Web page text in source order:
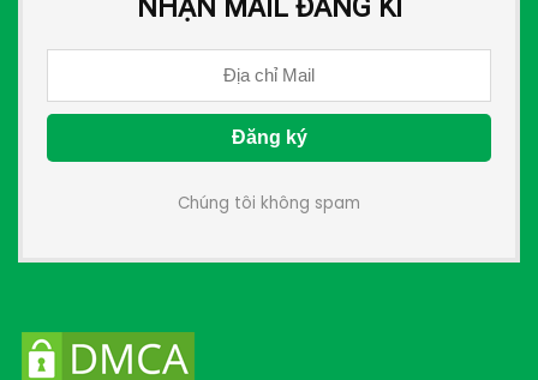
NHẬN MAIL ĐĂNG KÍ
Chúng tôi không spam